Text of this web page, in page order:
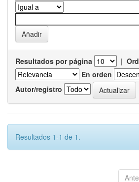
Resultados por página |
En orden
Autor/registro
Resultados 1-1 de 1.